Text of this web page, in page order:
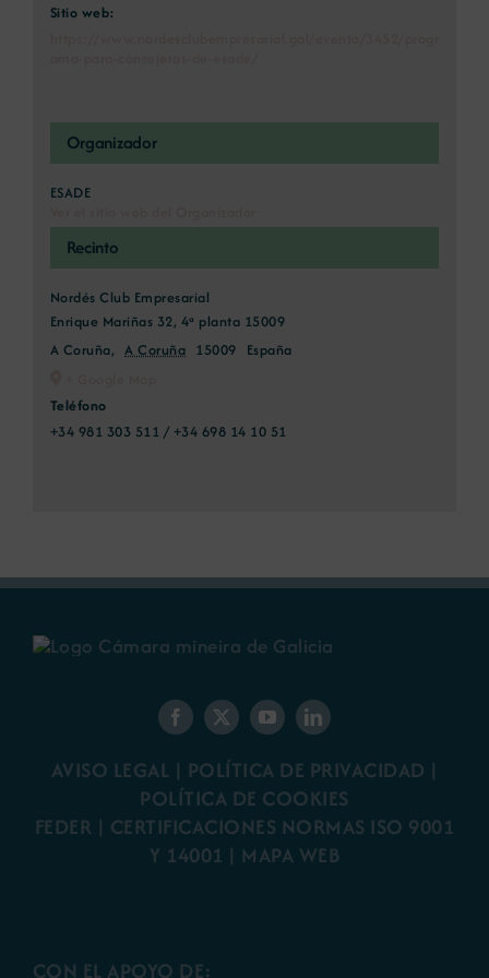
Sitio web:
Recinto
Nordés Club Empresarial
Enrique Mariñas 32, 4ª planta 15009
A Coruña, A Coruña 15009 España
Teléfono
+34 981 303 511 / +34 698 14 10 51
Organizador
ESADE
AVISO LEGAL | POLÍTICA DE PRIVACIDAD |
POLÍTICA DE COOKIES
FEDER | CERTIFICACIONES NORMAS ISO 9001
Y 14001 | MAPA WEB
CON EL APOYO DE: